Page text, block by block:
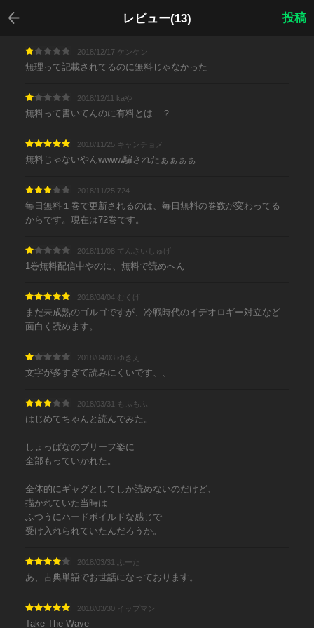
レビュー(13)
戻る
投稿
2018/12/17 ケンケン
無理って記載されてるのに無料じゃなかった
2018/12/11 kaや
無料って書いてんのに有料とは…？
2018/11/25 キャンチョメ
無料じゃないやんwwww騙されたぁぁぁぁ
2018/11/25 724
毎日無料１巻で更新されるのは、毎日無料の巻数が変わってる
からです。現在は72巻です。
2018/11/08 てんさいしゅげ
1巻無料配信中やのに、無料で読めへん
2018/04/04 むくげ
まだ未成熟のゴルゴですが、冷戦時代のイデオロギー対立など
面白く読めます。
2018/04/03 ゆきえ
文字が多すぎて読みにくいです、、
2018/03/31 もふもふ
はじめてちゃんと読んでみた。
しょっぱなのブリーフ姿に
全部もっていかれた。
全体的にギャグとしてしか読めないのだけど、
描かれていた当時は
ふつうにハードボイルドな感じで
受け入れられていたんだろうか。
2018/03/31 ふーた
あ、古典単語でお世話になっております。
2018/03/30 イップマン
Take The Wave